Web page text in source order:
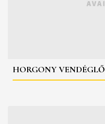
HORGONY VENDÉGLŐ